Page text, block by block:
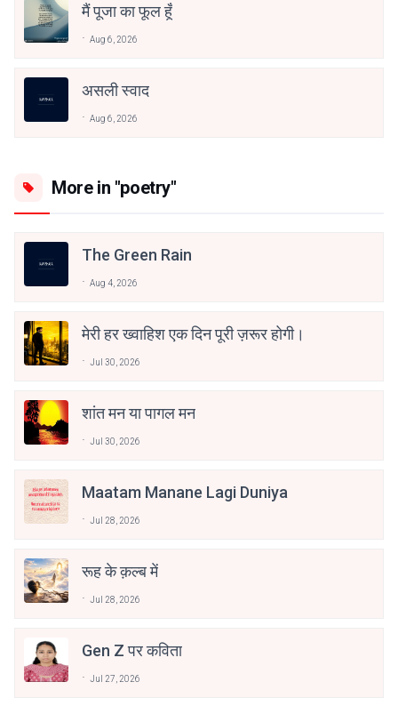
मैं पूजा का फूल हूँ
Aug 6, 2026
असली स्वाद
Aug 6, 2026
More in "poetry"
The Green Rain
Aug 4, 2026
मेरी हर ख्वाहिश एक दिन पूरी ज़रूर होगी।
Jul 30, 2026
शांत मन या पागल मन
Jul 30, 2026
Maatam Manane Lagi Duniya
Jul 28, 2026
रूह के क़ल्ब में
Jul 28, 2026
Gen Z पर कविता
Jul 27, 2026